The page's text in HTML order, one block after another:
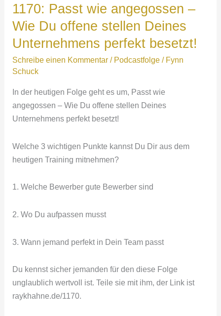
Wege
wie
Du
ein
Lokalheld
1170: Passt wie angegossen –
Wie Du offene stellen Deines
Unternehmens perfekt besetzt!
Schreibe einen Kommentar / Podcastfolge / Fynn
Schuck
In der heutigen Folge geht es um, Passt wie
angegossen – Wie Du offene stellen Deines
Unternehmens perfekt besetzt!
Welche 3 wichtigen Punkte kannst Du Dir aus dem
heutigen Training mitnehmen?
1. Welche Bewerber gute Bewerber sind
2. Wo Du aufpassen musst
3. Wann jemand perfekt in Dein Team passt
Du kennst sicher jemanden für den diese Folge
unglaublich wertvoll ist. Teile sie mit ihm, der Link ist
raykhahne.de/1170.